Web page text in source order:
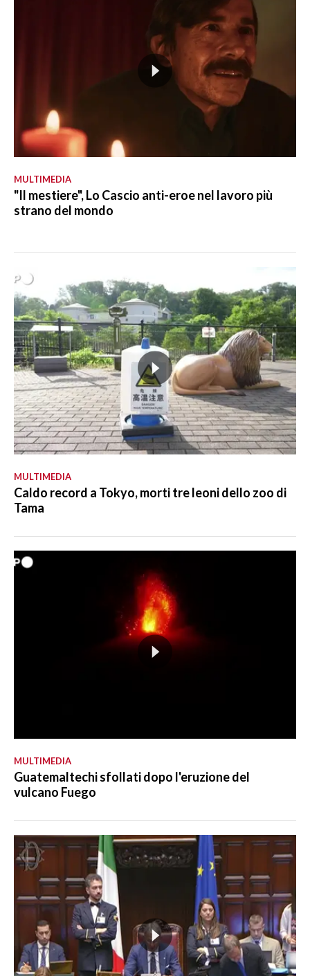
MULTIMEDIA
"Il mestiere", Lo Cascio anti-eroe nel lavoro più
strano del mondo
MULTIMEDIA
Caldo record a Tokyo, morti tre leoni dello zoo di
Tama
MULTIMEDIA
Guatemaltechi sfollati dopo l'eruzione del
vulcano Fuego